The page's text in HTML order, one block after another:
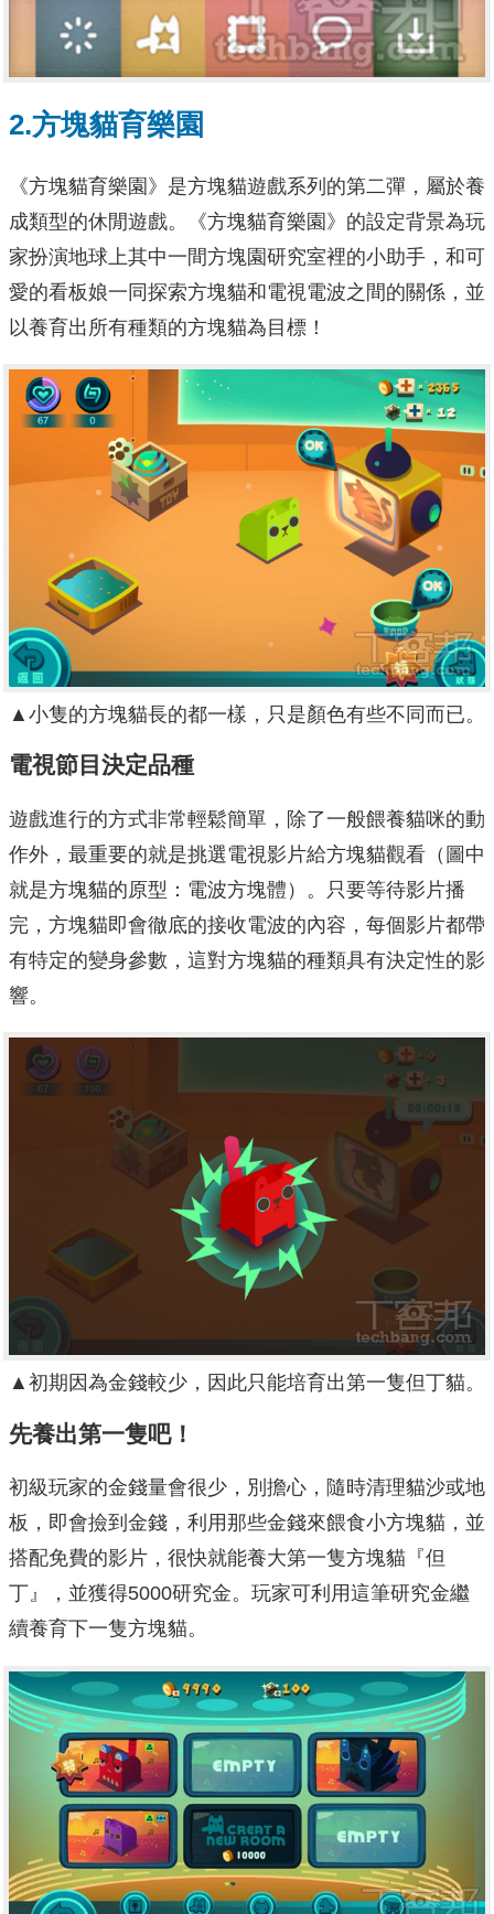
2.方塊貓育樂園
《方塊貓育樂園》是方塊貓遊戲系列的第二彈，屬於養
成類型的休閒遊戲。《方塊貓育樂園》的設定背景為玩
家扮演地球上其中一間方塊園研究室裡的小助手，和可
愛的看板娘一同探索方塊貓和電視電波之間的關係，並
以養育出所有種類的方塊貓為目標！
▲小隻的方塊貓長的都一樣，只是顏色有些不同而已。
電視節目決定品種
遊戲進行的方式非常輕鬆簡單，除了一般餵養貓咪的動
作外，最重要的就是挑選電視影片給方塊貓觀看（圖中
就是方塊貓的原型：電波方塊體）。只要等待影片播
完，方塊貓即會徹底的接收電波的內容，每個影片都帶
有特定的變身參數，這對方塊貓的種類具有決定性的影
響。
▲初期因為金錢較少，因此只能培育出第一隻但丁貓。
先養出第一隻吧！
初級玩家的金錢量會很少，別擔心，隨時清理貓沙或地
板，即會撿到金錢，利用那些金錢來餵食小方塊貓，並
搭配免費的影片，很快就能養大第一隻方塊貓『但
丁』，並獲得5000研究金。玩家可利用這筆研究金繼
續養育下一隻方塊貓。